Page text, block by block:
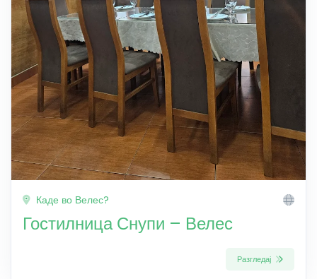
Каде во Велес?
Гостилница Снупи – Велес
Разгледај